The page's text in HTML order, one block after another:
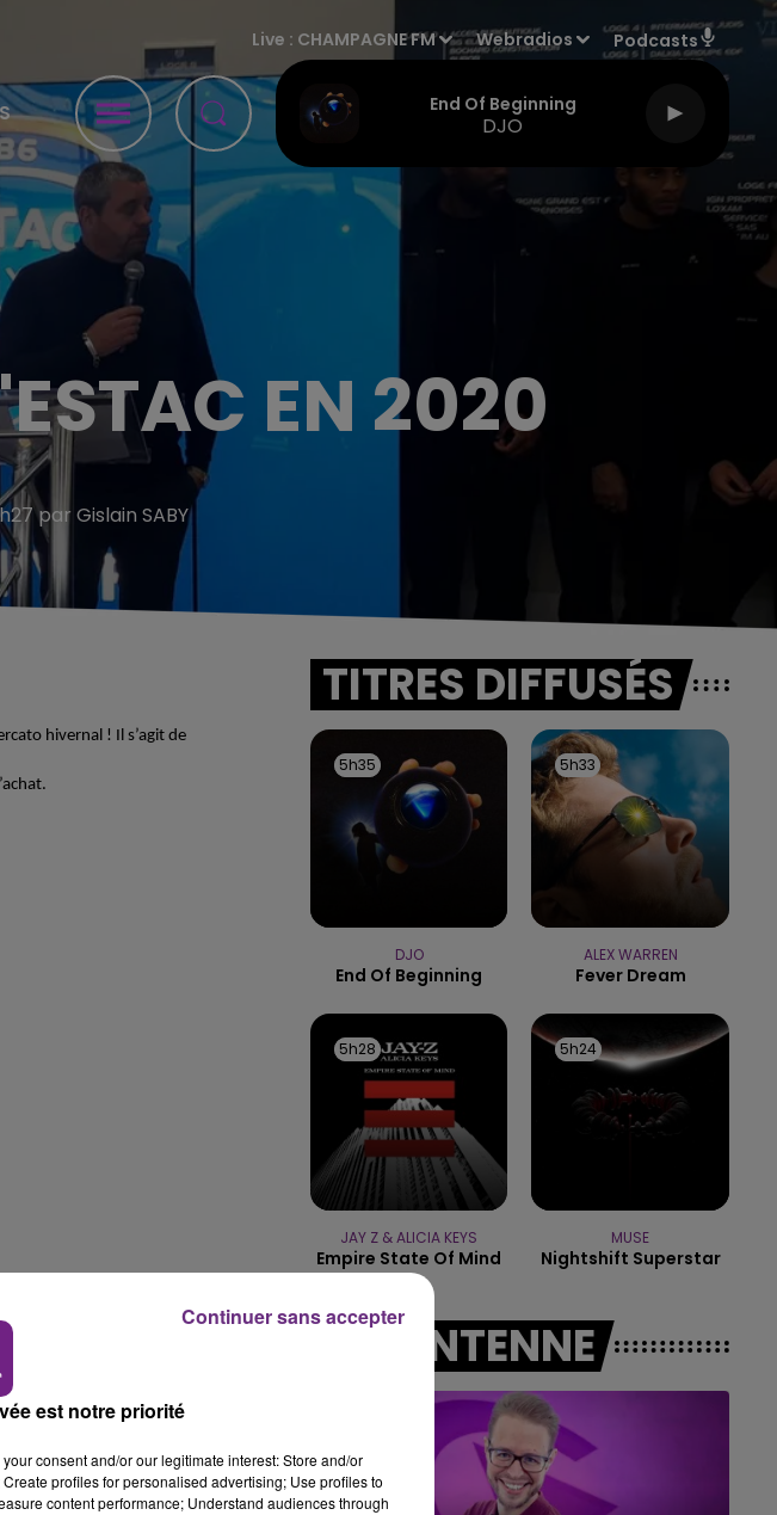
Live : CHAMPAGNE FM Webradios Podcasts
End Of Beginning
DJO
14h00 - 15h00
LA RADIO POP
EN 2020
par Gislain SABY
hivernal ! Il s’agit de
TITRES DIFFUSÉS
5h35
5h35
DJO
End Of Beginning
5h33
5h33
ALEX WARREN
Fever Dream
5h28
5h28
JAY Z & ALICIA KEYS
Empire State Of Mind
5h24
5h24
MUSE
Nightshift Superstar
A L'ANTENNE
est notre priorité
consent and/or our legitimate interest: Store and/or
profiles for personalised advertising; Use profiles to
content performance; Understand audiences through
Continuer sans accepter